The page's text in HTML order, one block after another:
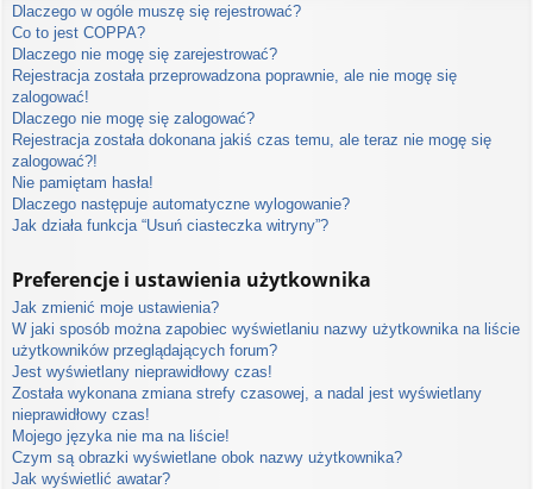
Dlaczego w ogóle muszę się rejestrować?
Co to jest COPPA?
Dlaczego nie mogę się zarejestrować?
Rejestracja została przeprowadzona poprawnie, ale nie mogę się
zalogować!
Dlaczego nie mogę się zalogować?
Rejestracja została dokonana jakiś czas temu, ale teraz nie mogę się
zalogować?!
Nie pamiętam hasła!
Dlaczego następuje automatyczne wylogowanie?
Jak działa funkcja “Usuń ciasteczka witryny”?
Preferencje i ustawienia użytkownika
Jak zmienić moje ustawienia?
W jaki sposób można zapobiec wyświetlaniu nazwy użytkownika na liście
użytkowników przeglądających forum?
Jest wyświetlany nieprawidłowy czas!
Została wykonana zmiana strefy czasowej, a nadal jest wyświetlany
nieprawidłowy czas!
Mojego języka nie ma na liście!
Czym są obrazki wyświetlane obok nazwy użytkownika?
Jak wyświetlić awatar?